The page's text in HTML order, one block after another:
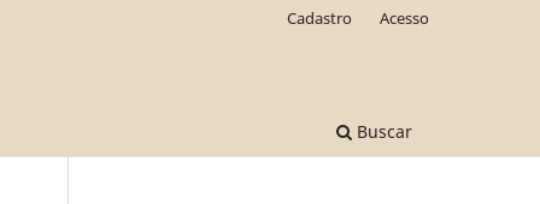
Buscar
Cadastro Acesso